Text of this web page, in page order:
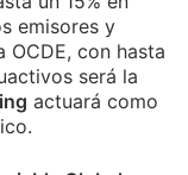
emisores y
OCDE, con hasta
será la
actuará como